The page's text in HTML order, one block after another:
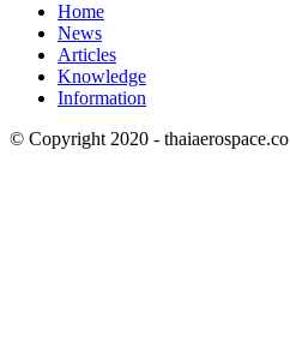
Home
News
Articles
Knowledge
Information
© Copyright 2020 - thaiaerospace.co